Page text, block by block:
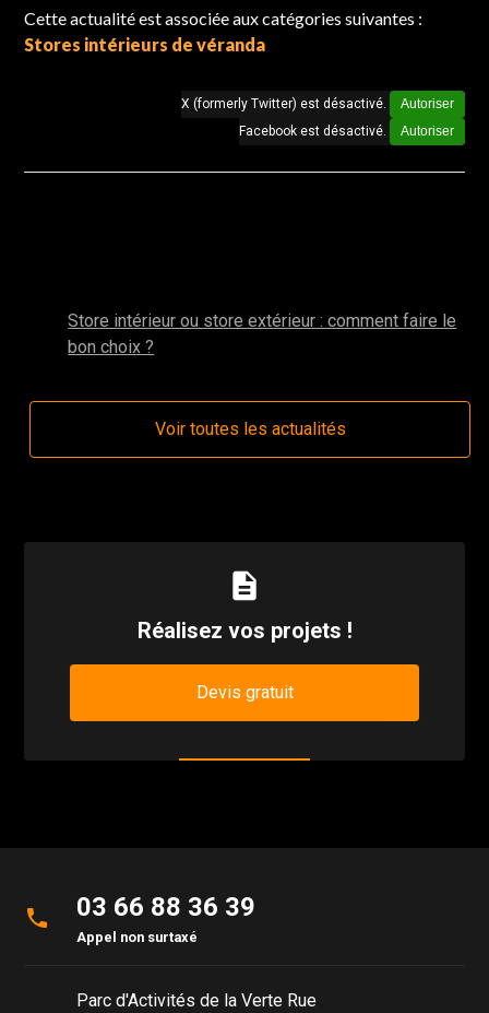
Cette actualité est associée aux catégories suivantes :
Stores intérieurs de véranda
X (formerly Twitter) est désactivé.
Autoriser
Facebook est désactivé.
Autoriser
Store intérieur ou store extérieur : comment faire le
bon choix ?
Voir toutes les actualités
description
Réalisez vos projets !
Devis gratuit
phone 03 66 88 36 39
Appel non surtaxé
Parc d'Activités de la Verte Rue